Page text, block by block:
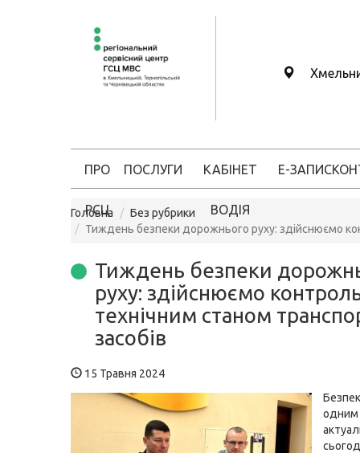
ПРО
РСЦ
ПОСЛУГИ КАБІНЕТ
ВОДІЯ
Е-ЗАПИС
Головна
Без рубрики
Тиждень безпеки дорожнього руху: здійснюємо
Тиждень безпеки
руху: здійснюємо
технічним станом
засобів
15 Травня 2024